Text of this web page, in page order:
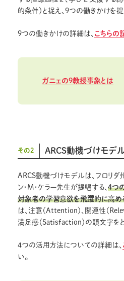
的条件）と捉え、9つの働きかけを提
9つの働きかけの詳細は、 こちらの
ガニェの9教授事象とは
その2 ARCS動機づけモデ
ARCS動機づけモデルは、フロリ
ン・M・ケラー先生が提唱する、 4つ
対象者の学習意欲を飛躍的に高め
は、注意（Attention）、関連性（
満足感（Satisfaction）の頭文字を
4つの活用方法についての詳細は、
い。